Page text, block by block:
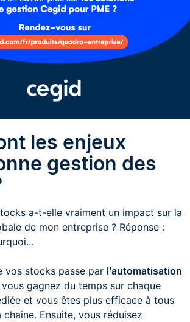
les enjeux
gestion des
a-t-elle vraiment un impact sur la
de mon entreprise ? Réponse :
vos stocks passe par l’automatisation
vous gagnez du temps sur chaque
et vous êtes plus efficace à tous
Ensuite, vous réduisez